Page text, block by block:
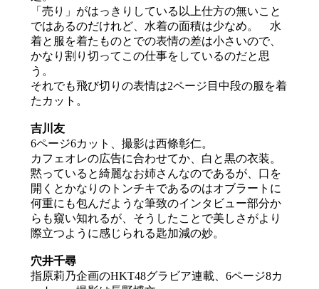
「売り」がはっきりしている以上仕方の無いこと
ではあるのだけれど、水着の面積は少なめ。 水
着と服を着たものとでの表情の差は小さいので、
かなり割り切ってこの仕事をしているのだと思
う。
それでも飛び切りの表情は2ページ目中段の服を着
たカット。
吉川友
6ページ6カット、撮影は西條彰仁。
カフェオレの広告に合わせてか、白と黒の衣装。
黙っていると綺麗なお姉さんなのであるが、口を
開くとかなりのトンチキであるのはオブラートに
何重にも包んだような筆致のインタビュー部分か
らも窺い知れるが、そうしたことで美しさがより
際立つように感じられる匙加減の妙。
穴井千尋
指原莉乃企画のHKT48グラビア連載、6ページ8カ